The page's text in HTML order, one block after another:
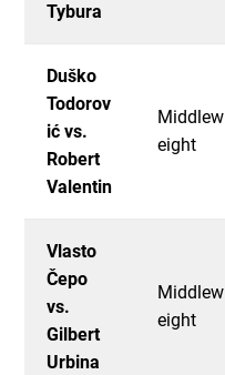
Tybura
Duško
Todorov
ić vs.
Robert
Valentin
Middlew
eight
Vlasto
Čepo
vs.
Gilbert
Urbina
Middlew
eight